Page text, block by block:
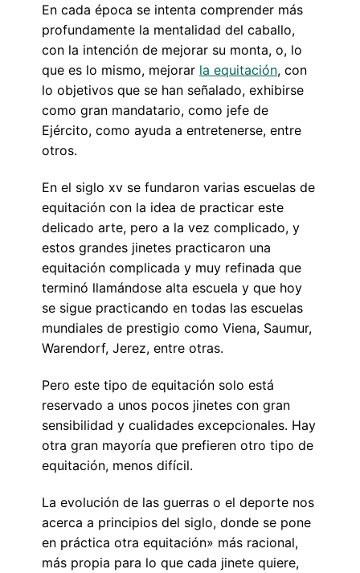
En cada época se intenta comprender más
profundamente la mentalidad del caballo,
con la intención de mejorar su monta, o, lo
que es lo mismo, mejorar la equitación, con
lo objetivos que se han señalado, exhibirse
como gran mandatario, como jefe de
Ejército, como ayuda a entretenerse, entre
otros.
En el siglo xv se fundaron varias escuelas de
equitación con la idea de practicar este
delicado arte, pero a la vez complicado, y
estos grandes jinetes practicaron una
equitación complicada y muy refinada que
terminó llamándose alta escuela y que hoy
se sigue practicando en todas las escuelas
mundiales de prestigio como Viena, Saumur,
Warendorf, Jerez, entre otras.
Pero este tipo de equitación solo está
reservado a unos pocos jinetes con gran
sensibilidad y cualidades excepcionales. Hay
otra gran mayoría que prefieren otro tipo de
equitación, menos difícil.
La evolución de las guerras o el deporte nos
acerca a principios del siglo, donde se pone
en práctica otra equitación» más racional,
más propia para lo que cada jinete quiere,